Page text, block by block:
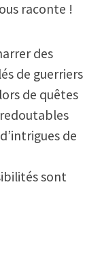
raconte !
des
de guerriers
de quêtes
de
sont